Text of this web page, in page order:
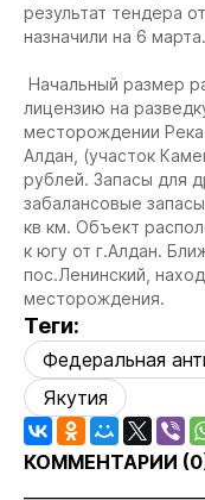
результат тендера
назначили на 6 марта.
Начальный размер
лицензию на
месторождении Река
Алдан, (участок
рублей. Запасы для
забалансовые
кв км. Объект
к югу от г.Алдан.
пос.Ленинский,
месторождения.
Теги:
Федеральная
Якутия
КОММЕНТАРИИ (0